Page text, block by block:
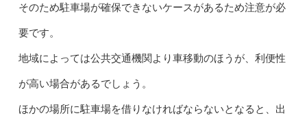
そのため駐車場が確保できないケースがあるため注意が必
要です。
地域によっては公共交通機関より車移動のほうが、利便性
が高い場合があるでしょう。
ほかの場所に駐車場を借りなければならないとなると、出